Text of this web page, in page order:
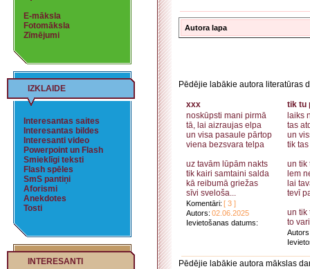
E-māksla
Fotomāksla
Zīmējumi
IZKLAIDE
Interesantas saites
Interesantas bildes
Interesanti video
Powerpoint un Flash
Smieklīgi teksti
Flash spēles
SmS pantiņi
Aforismi
Anekdotes
Tosti
INTERESANTI
Autora lapa
Pēdējie labākie autora literatūras
xxx
noskūpsti mani pirmā
tā, lai aizraujas elpa
un visa pasaule pārtop
viena bezsvara telpa
uz tavām lūpām nakts
tik kairi samtaini salda
kā reibumā griežas
sīvi sveloša...
Komentāri: [ 3 ]
Autors:
Ievietošanas datums:
02.06.2025
tik tu
laiks
tas
un
tik
un tik
lem
lai
tevī
un tik
to
Pēdējie labākie autora mākslas